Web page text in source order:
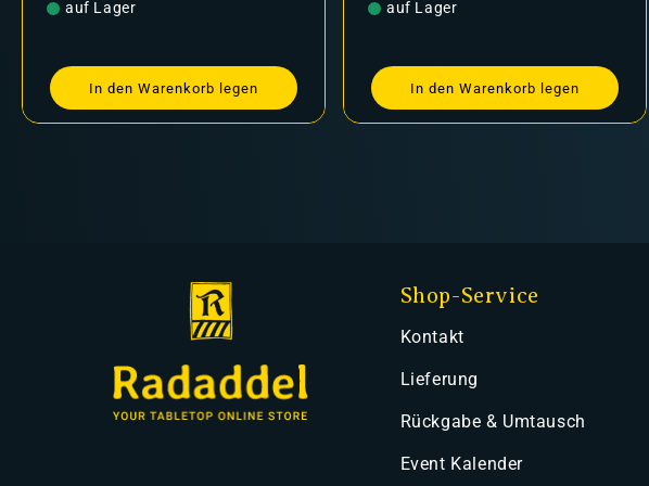
Preis
auf Lager
In den Warenkorb legen
Preis
auf Lager
In den Warenkorb legen
Shop-Service
Kontakt
Lieferung
Rückgabe & Umtausch
Event Kalender